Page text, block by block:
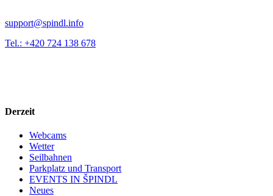
support@spindl.info
Tel.: +420 724 138 678
Derzeit
Webcams
Wetter
Seilbahnen
Parkplatz und Transport
EVENTS IN ŠPINDL
Neues